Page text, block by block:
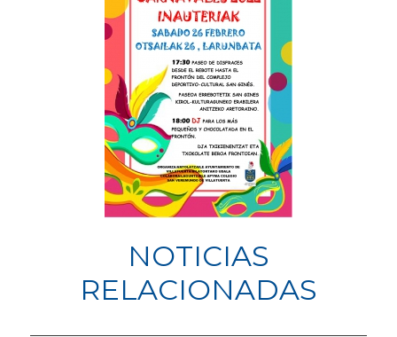
NOTICIAS
RELACIONADAS